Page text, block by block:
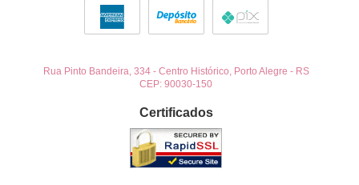
Rua Pinto Bandeira, 334- Centro Histórico, Porto Alegre - RS
CEP: 90030-150
Certificados